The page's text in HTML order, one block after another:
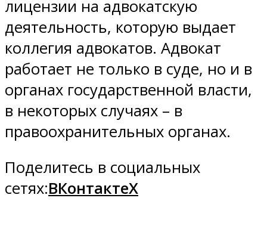
лицензии на адвокатскую
деятельность, которую выдает
коллегия адвокатов. Адвокат
работает не только в суде, но и в
органах государственной власти,
в некоторых случаях – в
правоохранительных органах.
Поделитесь в социальных
сетях:ВКонтактеX